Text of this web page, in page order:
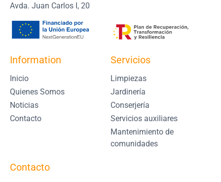
Avda. Juan Carlos I, 20
Information
Inicio
Quienes Somos
Noticias
Contacto
Servicios
Limpiezas
Jardinería
Conserjería
Servicios auxiliares
Mantenimiento de
comunidades
Contacto